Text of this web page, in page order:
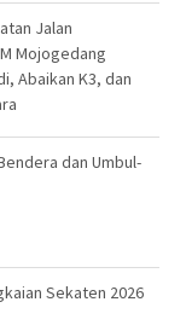
Jalan
Mojogedang
Abaikan K3, dan
dan Umbul-
Sekaten 2026